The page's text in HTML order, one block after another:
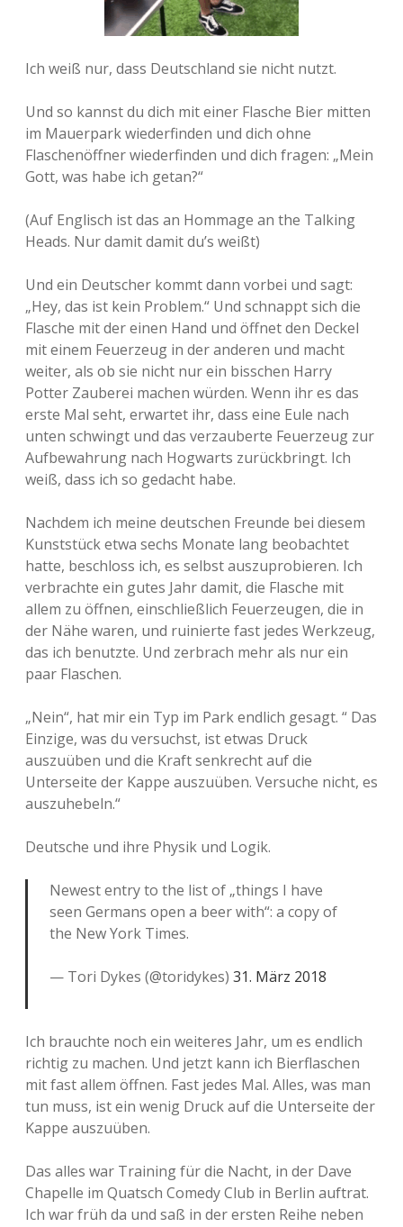
Ich weiß nur, dass Deutschland sie nicht nutzt.
Und so kannst du dich mit einer Flasche Bier mitten
im Mauerpark wiederfinden und dich ohne
Flaschenöffner wiederfinden und dich fragen: „Mein
Gott, was habe ich getan?“
(Auf Englisch ist das an Hommage an the Talking
Heads. Nur damit damit du’s weißt)
Und ein Deutscher kommt dann vorbei und sagt:
„Hey, das ist kein Problem.“ Und schnappt sich die
Flasche mit der einen Hand und öffnet den Deckel
mit einem Feuerzeug in der anderen und macht
weiter, als ob sie nicht nur ein bisschen Harry
Potter Zauberei machen würden. Wenn ihr es das
erste Mal seht, erwartet ihr, dass eine Eule nach
unten schwingt und das verzauberte Feuerzeug zur
Aufbewahrung nach Hogwarts zurückbringt. Ich
weiß, dass ich so gedacht habe.
Nachdem ich meine deutschen Freunde bei diesem
Kunststück etwa sechs Monate lang beobachtet
hatte, beschloss ich, es selbst auszuprobieren. Ich
verbrachte ein gutes Jahr damit, die Flasche mit
allem zu öffnen, einschließlich Feuerzeugen, die in
der Nähe waren, und ruinierte fast jedes Werkzeug,
das ich benutzte. Und zerbrach mehr als nur ein
paar Flaschen.
„Nein“, hat mir ein Typ im Park endlich gesagt. “ Das
Einzige, was du versuchst, ist etwas Druck
auszuüben und die Kraft senkrecht auf die
Unterseite der Kappe auszuüben. Versuche nicht, es
auszuhebeln.“
Deutsche und ihre Physik und Logik.
Newest entry to the list of „things I have
seen Germans open a beer with“: a copy of
the New York Times.
— Tori Dykes (@toridykes) 31. März 2018
Ich brauchte noch ein weiteres Jahr, um es endlich
richtig zu machen. Und jetzt kann ich Bierflaschen
mit fast allem öffnen. Fast jedes Mal. Alles, was man
tun muss, ist ein wenig Druck auf die Unterseite der
Kappe auszuüben.
Das alles war Training für die Nacht, in der Dave
Chapelle im Quatsch Comedy Club in Berlin auftrat.
Ich war früh da und saß in der ersten Reihe neben